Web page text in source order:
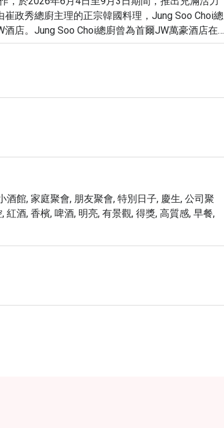
政秀總廚主理的正宗韓國料理，Jung Soo Choi總
店。Jung Soo Choi總廚曾為首爾JW萬豪酒店在
菜單，擅長呈現現代韓國充滿活力而細膩的風味，
館, 家庭聚會, 朋友聚會, 特別日子, 慶生, 公司聚
酒, 香檳, 啤酒, 明亮, 有景觀, 得獎, 高質感, 早餐,